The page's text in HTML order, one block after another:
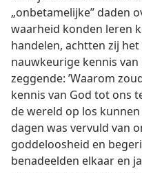
„onbetamelijke” daden
waarheid konden leren
handelen, achtten zij
nauwkeurige kennis
zeggende: ’Waarom
kennis van God tot ons
de wereld op los kunnen
dagen was vervuld van
goddeloosheid en
benadeelden elkaar en